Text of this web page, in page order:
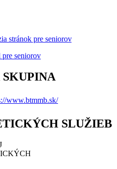
stránok pre seniorov
www.btmmb.sk/
SLUŽIEB